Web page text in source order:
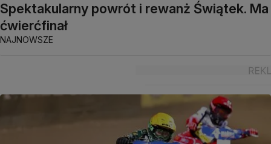
Spektakularny powrót i rewanż Świątek. Ma
ćwierćfinał
NAJNOWSZE